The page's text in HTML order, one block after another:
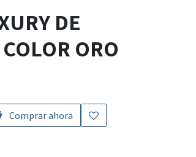
DE
ORO
Comprar ahora